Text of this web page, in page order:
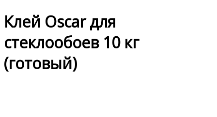
Клей Oscar для
стеклообоев 10 кг
(готовый)